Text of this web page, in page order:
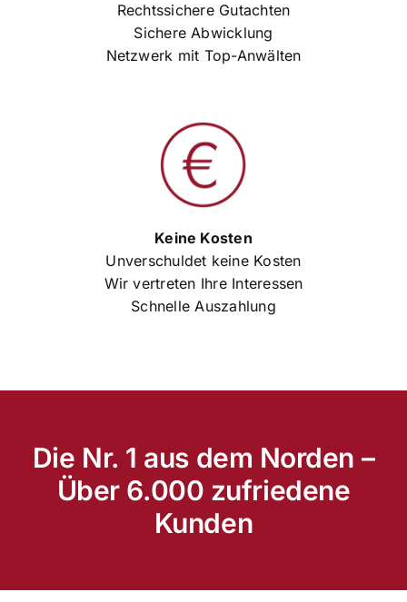
Rechtssichere Gutachten
Sichere Abwicklung
Netzwerk mit Top-Anwälten
Keine Kosten
Unverschuldet keine Kosten
Wir vertreten Ihre Interessen
Schnelle Auszahlung
Die Nr. 1 aus dem Norden –
Über 6.000 zufriedene
Kunden